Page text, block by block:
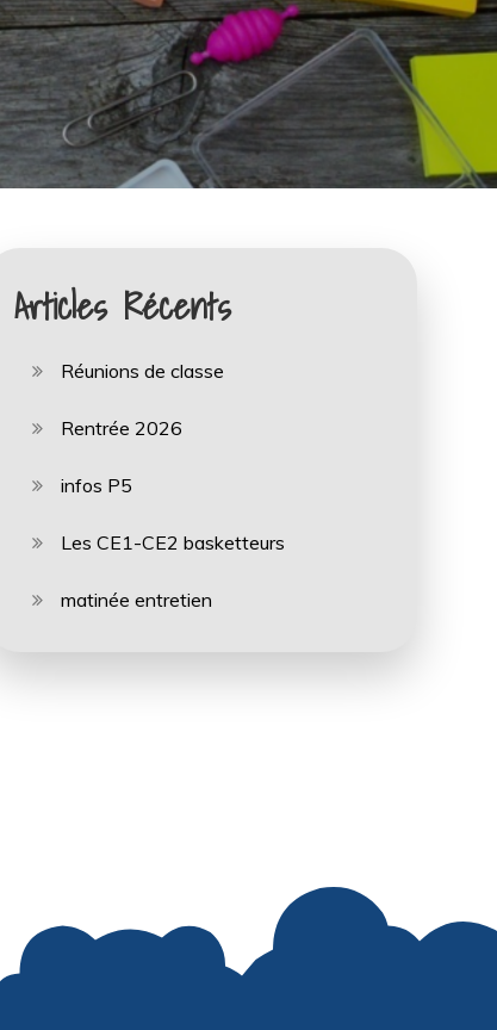
Articles Récents
Réunions de classe
Rentrée 2026
infos P5
Les CE1-CE2 basketteurs
matinée entretien